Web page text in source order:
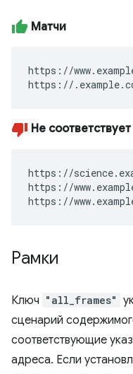
Матчи
https://
https://
Не соответствует
https://
https://
https://
Рамки
Ключ "all_frames"
сценарий
соответствующие
адреса. Если